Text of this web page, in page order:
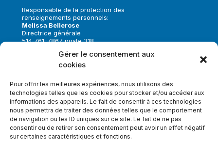
Gérer le consentement aux
cookies
Pour offrir les meilleures expériences, nous utilisons des
technologies telles que les cookies pour stocker et/ou accéder aux
informations des appareils. Le fait de consentir à ces technologies
nous permettra de traiter des données telles que le comportement
de navigation ou les ID uniques sur ce site. Le fait de ne pas
consentir ou de retirer son consentement peut avoir un effet négatif
sur certaines caractéristiques et fonctions.
Responsable de la protection des
renseignements personnels:
Melissa Bellerose
Directrice générale
514 761-7867 poste 318
Faire un don